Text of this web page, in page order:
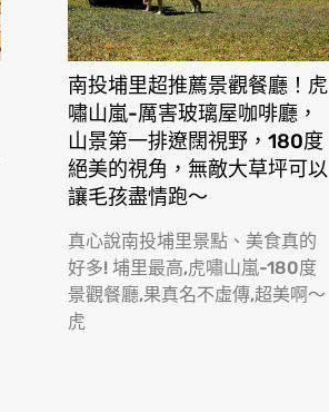
南投埔里超推薦景觀餐廳！虎
嘯山嵐-厲害玻璃屋咖啡廳，
山景第一排遼闊視野，180度
絕美的視角，無敵大草坪可以
讓毛孩盡情跑〜
真心說南投埔里景點、美食真的
好多! 埔里最高,虎嘯山嵐-180度
景觀餐廳,果真名不虛傳,超美啊〜
虎